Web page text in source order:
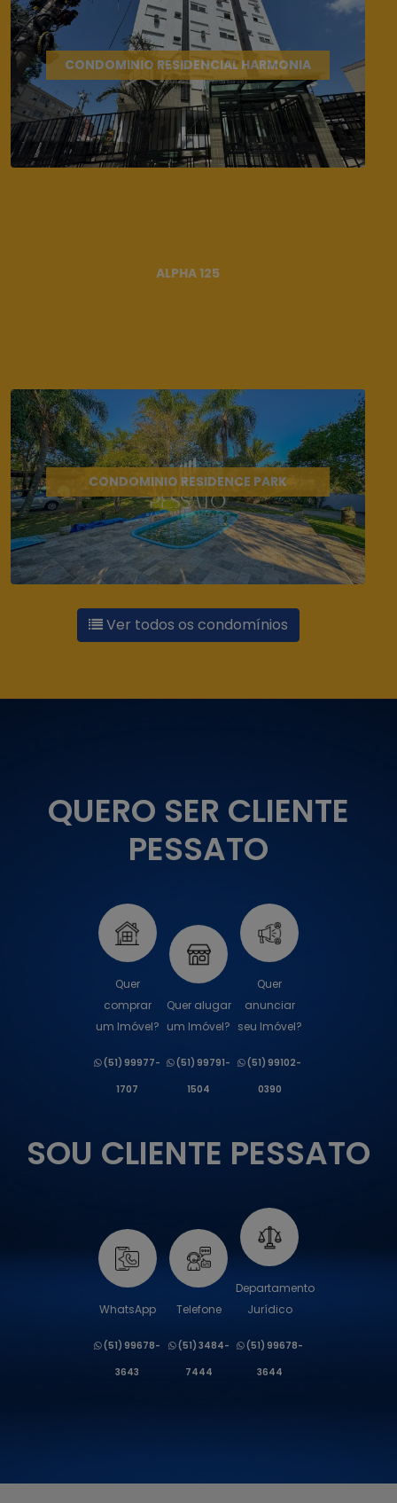
CONDOMINIO RESIDENCIAL HARMONIA
ALPHA 125
CONDOMINIO RESIDENCE PARK
Ver todos os condomínios
QUERO SER CLIENTE
PESSATO
Quer
comprar
um Imóvel?
(51) 99977-
1707
Quer alugar
um Imóvel?
(51) 99791-
1504
Quer
anunciar
seu Imóvel?
(51) 99102-
0390
SOU CLIENTE PESSATO
WhatsApp
(51) 99678-
3643
Telefone
(51) 3484-
7444
Departamento
Jurídico
(51) 99678-
3644